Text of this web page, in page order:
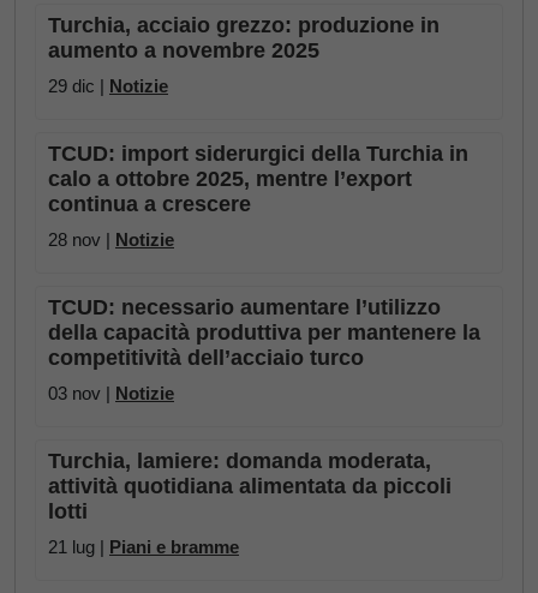
Turchia, acciaio grezzo: produzione in
aumento a novembre 2025
29 dic | Notizie
TCUD: import siderurgici della Turchia in
calo a ottobre 2025, mentre l’export
continua a crescere
28 nov | Notizie
TCUD: necessario aumentare l’utilizzo
della capacità produttiva per mantenere la
competitività dell’acciaio turco
03 nov | Notizie
Turchia, lamiere: domanda moderata,
attività quotidiana alimentata da piccoli
lotti
21 lug | Piani e bramme